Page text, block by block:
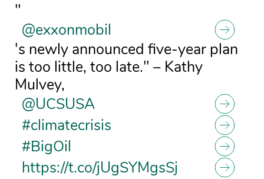
"
@exxonmobil
's newly announced five-year plan
is too little, too late." – Kathy
Mulvey,
@UCSUSA
#climatecrisis
#BigOil
https://t.co/jUgSYMgsSj